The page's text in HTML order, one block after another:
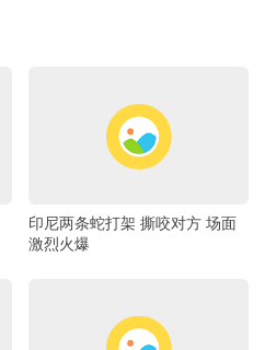
印尼两条蛇打架 撕咬对方 场面
激烈火爆